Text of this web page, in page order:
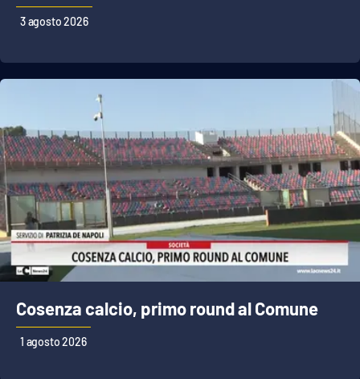
3 agosto 2026
Cosenza calcio, primo round al Comune
1 agosto 2026